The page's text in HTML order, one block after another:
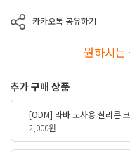
카카오톡 공유하기
원하시는
추가 구매 상품
[ODM] 라바 모사용 실리콘
2,000원